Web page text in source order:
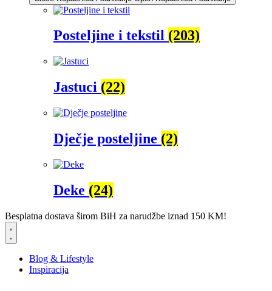
Posteljine i tekstil (203)
Jastuci (22)
Dječje posteljine (2)
Deke (24)
Besplatna dostava širom BiH za narudžbe iznad 150 KM!
Blog & Lifestyle
Inspiracija